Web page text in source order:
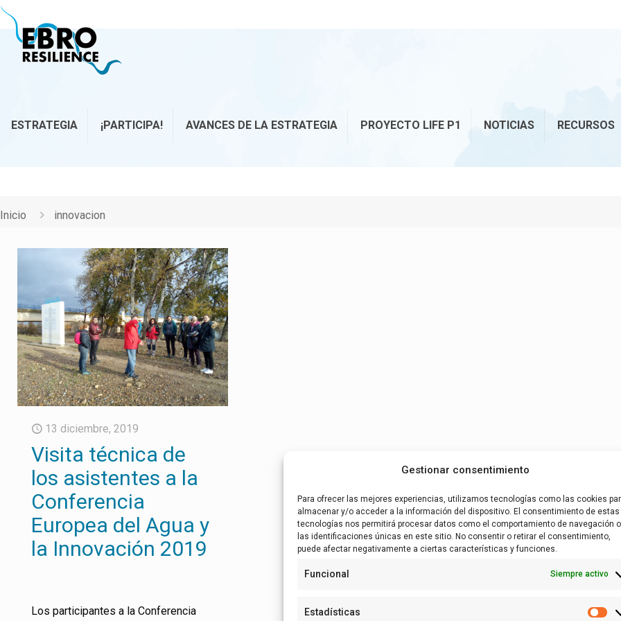
Gestionar consentimiento
Para ofrecer las mejores experiencias, utilizamos tecnologías como las cookies
almacenar y/o acceder a la información del dispositivo. El consentimiento de estas
tecnologías nos permitirá procesar datos como el comportamiento de navegación o
las identificaciones únicas en este sitio. No consentir o retirar el consentimiento,
puede afectar negativamente a ciertas características y funciones.
Funcional Siempre activo
Estadísticas
ESTRATEGIA ¡PARTICIPA! AVANCES DE LA ESTRATEGIA PROYECTO LIFE P1 NOTICIAS RECURSOS
Inicio innovacion
13 diciembre, 2019
Visita técnica de
los asistentes a la
Conferencia
Europea del Agua y
la Innovación 2019
Los participantes a la Conferencia